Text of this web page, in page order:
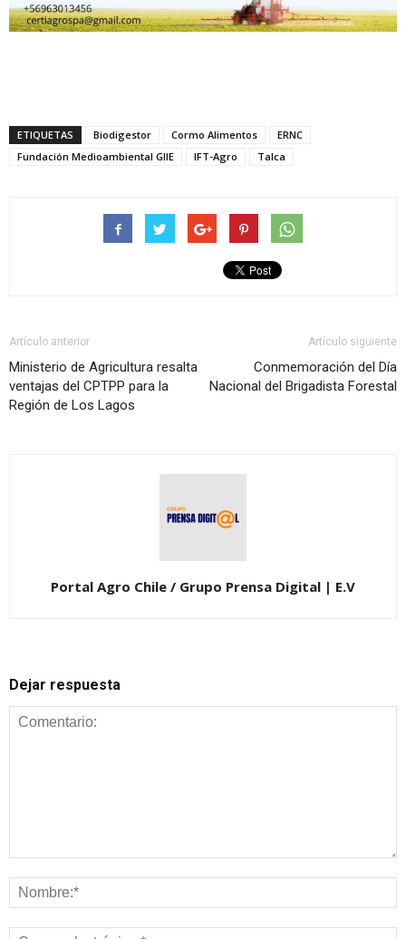
ETIQUETAS Biodigestor Cormo Alimentos
ERNC
Fundación Medioambiental GIIE
IFT-Agro Talca
Artículo anterior
Ministerio de Agricultura resalta
ventajas del CPTPP para la
Región de Los Lagos
Artículo siguiente
Conmemoración del Día
Nacional del Brigadista Forestal
Portal Agro Chile / Grupo Prensa Digital | E.V
Dejar respuesta